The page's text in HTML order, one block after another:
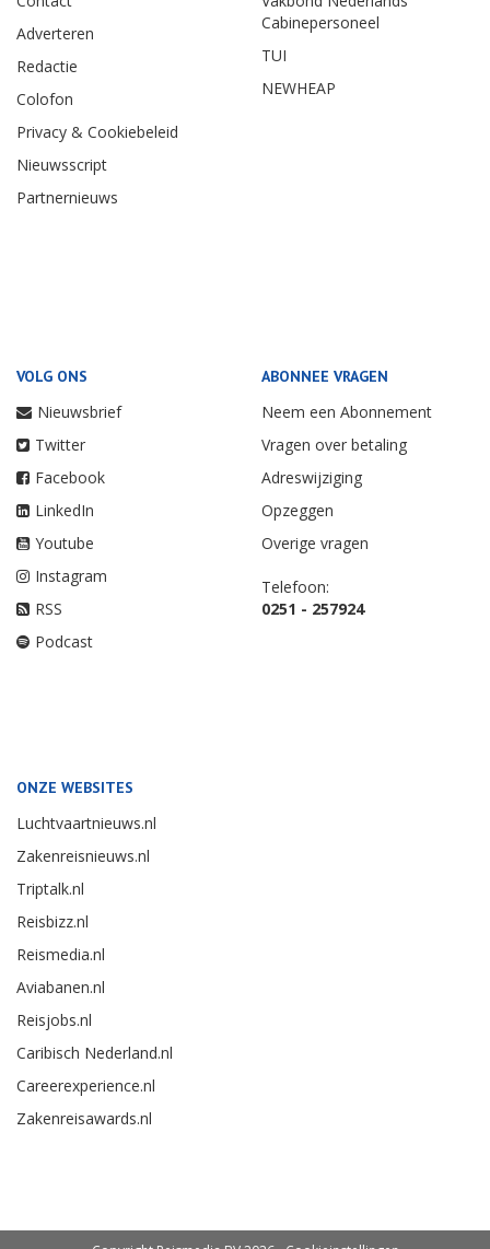
Adverteren
Redactie
Colofon
Privacy & Cookiebeleid
Nieuwsscript
Partnernieuws
Cabinepersoneel
TUI
NEWHEAP
VOLG ONS
Nieuwsbrief
Twitter
Facebook
LinkedIn
Youtube
Instagram
RSS
Podcast
ABONNEE VRAGEN
Neem een Abonnement
Vragen over betaling
Adreswijziging
Opzeggen
Overige vragen
Telefoon:
0251 - 257924
ONZE WEBSITES
Luchtvaartnieuws.nl
Zakenreisnieuws.nl
Triptalk.nl
Reisbizz.nl
Reismedia.nl
Aviabanen.nl
Reisjobs.nl
Caribisch Nederland.nl
Careerexperience.nl
Zakenreisawards.nl